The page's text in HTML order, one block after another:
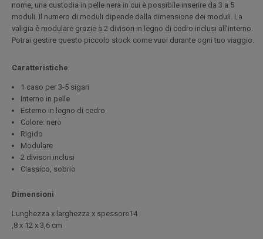
nome, una custodia in pelle nera in cui è possibile inserire da 3 a 5
moduli. Il numero di moduli dipende dalla dimensione dei moduli. La
valigia è modulare grazie a 2 divisori in legno di cedro inclusi all'interno.
Potrai gestire questo piccolo stock come vuoi durante ogni tuo viaggio.
Caratteristiche
1 caso per 3-5 sigari
Interno in pelle
Esterno in legno di cedro
Colore: nero
Rigido
Modulare
2 divisori inclusi
Classico, sobrio
Dimensioni
Lunghezza x larghezza x spessore14
,8 x 12 x 3,6 cm